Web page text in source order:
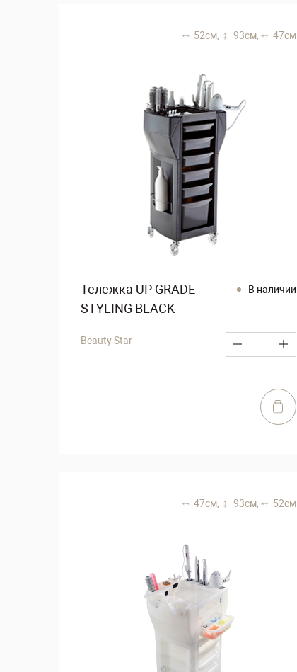
52 см, 93 см, 47 см
Тележка UP GRADE
STYLING BLACK
В наличии
Beauty Star
47 см, 93 см, 52 см